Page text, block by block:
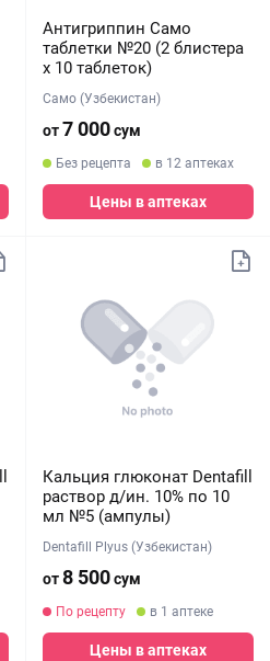
Антигриппин Само
таблетки №20 (2 блистера
х 10 таблеток)
Само (Узбекистан)
от7 000сум
Без рецепта в 12 аптеках
Цены в аптеках
Кальция глюконат Dentafill
раствор д/ин. 10% по 10
мл №5 (ампулы)
Dentafill Plyus (Узбекистан)
от8 500сум
По рецепту в 1 аптеке
Цены в аптеках